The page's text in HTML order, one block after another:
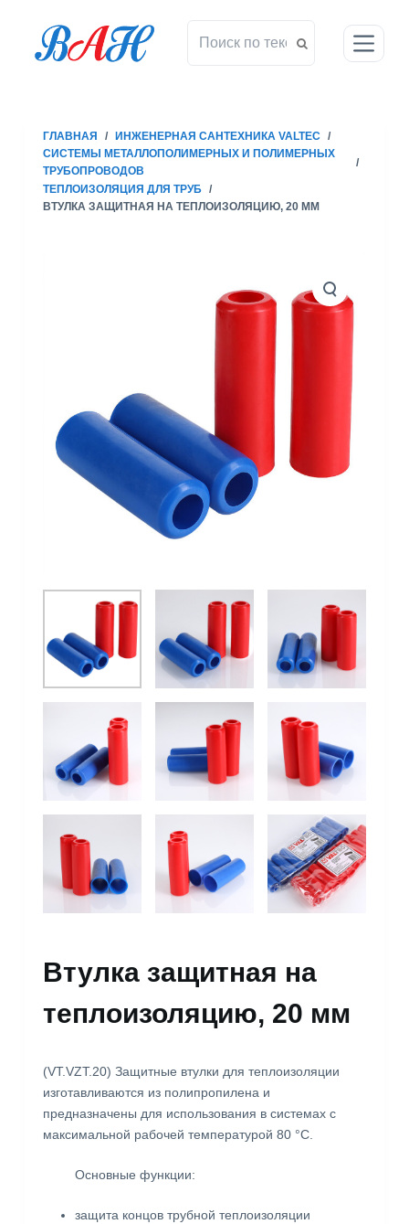
ГЛАВНАЯ / ИНЖЕНЕРНАЯ САНТЕХНИКА VALTEC /
СИСТЕМЫ МЕТАЛЛОПОЛИМЕРНЫХ И ПОЛИМЕРНЫХ
ТРУБОПРОВОДОВ
/
ТЕПЛОИЗОЛЯЦИЯ ДЛЯ ТРУБ /
ВТУЛКА ЗАЩИТНАЯ НА ТЕПЛОИЗОЛЯЦИЮ, 20 ММ
Втулка защитная на
теплоизоляцию, 20 мм
(VT.VZT.20) Защитные втулки для теплоизоляции
изготавливаются из полипропилена и
предназначены для использования в системах с
максимальной рабочей температурой 80 °С.
Основные функции:
защита концов трубной теплоизоляции